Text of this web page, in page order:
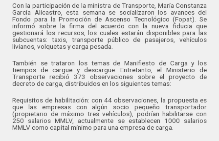
Con la participación de la ministra de Transporte, María Constanza
García Alicastro, esta semana se socializaron los avances del
Fondo para la Promoción de Ascenso Tecnológico (Fopat). Se
informó sobre la firma del acuerdo con la nueva fiducia que
gestionará los recursos, los cuales estarán disponibles para las
subcuentas: taxis, transporte público de pasajeros, vehículos
livianos, volquetas y carga pesada.
También se trataron los temas de Manifiesto de Carga y los
tiempos de cargue y descargue. Entretanto, el Ministerio de
Transporte recibió 373 observaciones sobre el proyecto de
decreto de carga, distribuidos en los siguientes temas:
Requisitos de habilitación: con 44 observaciones, la propuesta es
que las empresas con algún socio pequeño transportador
(propietario de máximo tres vehículos), podrían habilitarse con
250 salarios MMLV, actualmente se establecen 1000 salarios
MMLV como capital mínimo para una empresa de carga.